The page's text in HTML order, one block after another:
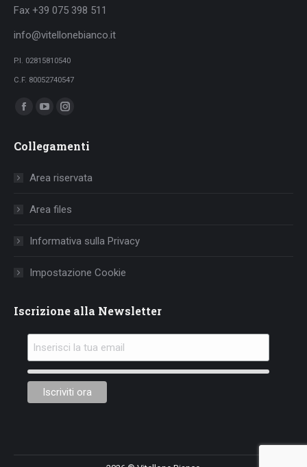
Fax +39 075 398 511
info@vitellonebianco.it
P.I. 02815810540
C.F. 80052740547
Ci puoi trovare su:
Facebook
opens
window
YouTube
opens
window
Instagram
opens
Collegamenti
Area riservata
Area files
Informativa sulla Privacy
Impostazione Cookie
Iscrizione alla Newsletter